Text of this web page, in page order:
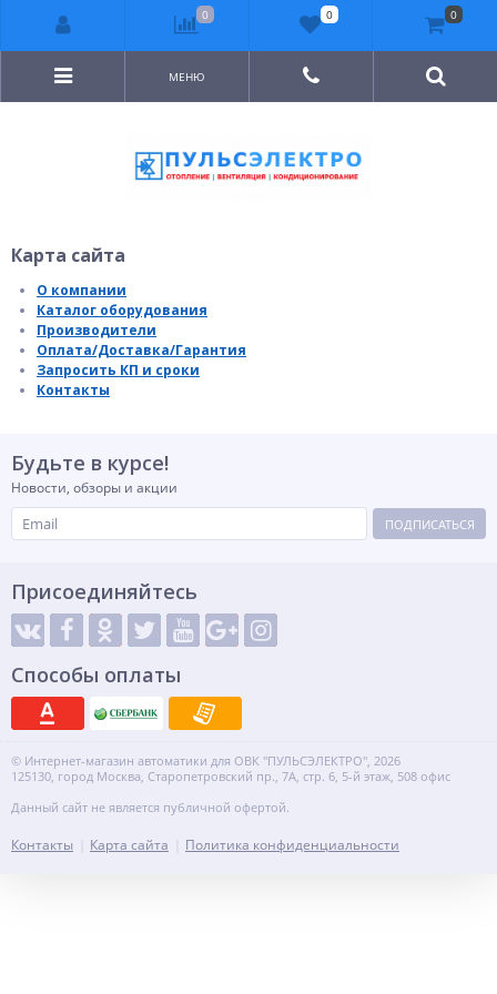
МЕНЮ
Карта сайта
О компании
Каталог оборудования
Производители
Оплата/Доставка/Гарантия
Запросить КП и сроки
Контакты
Будьте в курсе!
Новости, обзоры и акции
ПОДПИСАТЬСЯ
Присоединяйтесь
Способы оплаты
© Интернет-магазин автоматики для ОВК "ПУЛЬСЭЛЕКТРО", 2026
125130, город Москва, Старопетровский пр., 7А, стр. 6, 5-й этаж, 508 офис
Данный сайт не является публичной офертой.
Контакты Карта сайта Политика конфиденциальности
0 0 0